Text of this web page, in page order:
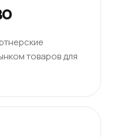
товаров для